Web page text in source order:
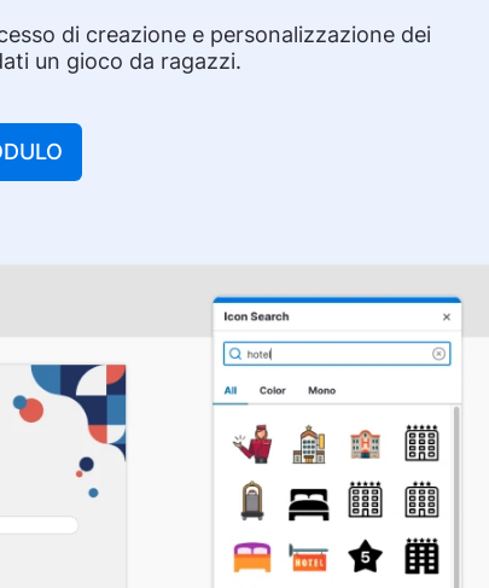
di creazione e personalizzazione dei
un gioco da ragazzi.